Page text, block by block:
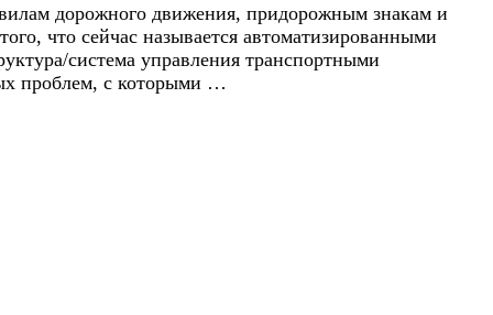
дорожного движения, придорожным знакам и
что сейчас называется автоматизированными
система управления транспортными
проблем, с которыми …